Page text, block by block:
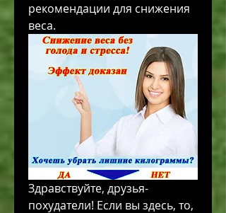
рекомендации для снижения
веса.
Здравствуйте, друзья-
похудатели! Если вы здесь, то,